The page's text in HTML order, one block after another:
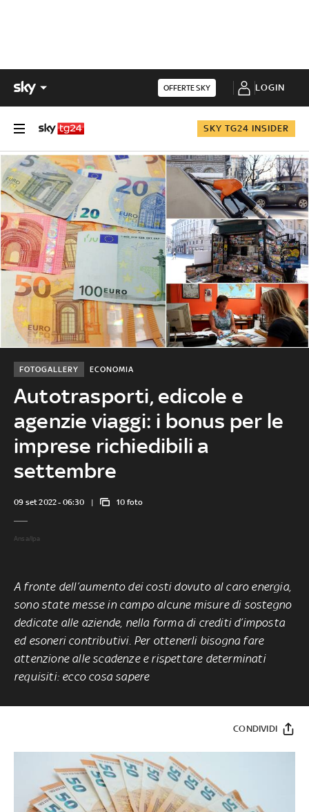
OFFERTE SKY LOGIN
SKY TG24 INSIDER
Autotrasporti, edicole e
agenzie viaggi: i bonus per le
imprese richiedibili a
settembre
ECONOMIA
FOTOGALLERY
09 set 2022 - 06:30 10 foto
Ansa/Ipa
A fronte dell’aumento dei costi dovuto al caro energia,
sono state messe in campo alcune misure di sostegno
dedicate alle aziende, nella forma di crediti d’imposta
ed esoneri contributivi. Per ottenerli bisogna fare
attenzione alle scadenze e rispettare determinati
requisiti: ecco cosa sapere
CONDIVIDI